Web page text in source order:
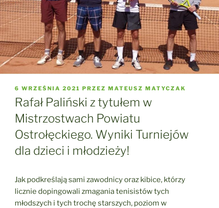
OPUBLIKOWANE
W
6 WRZEŚNIA 2021 PRZEZ MATEUSZ MATYCZAK
Rafał Paliński z tytułem w
Mistrzostwach Powiatu
Ostrołęckiego. Wyniki Turniejów
dla dzieci i młodzieży!
Jak podkreślają sami zawodnicy oraz kibice, którzy
licznie dopingowali zmagania tenisistów tych
młodszych i tych trochę starszych, poziom w